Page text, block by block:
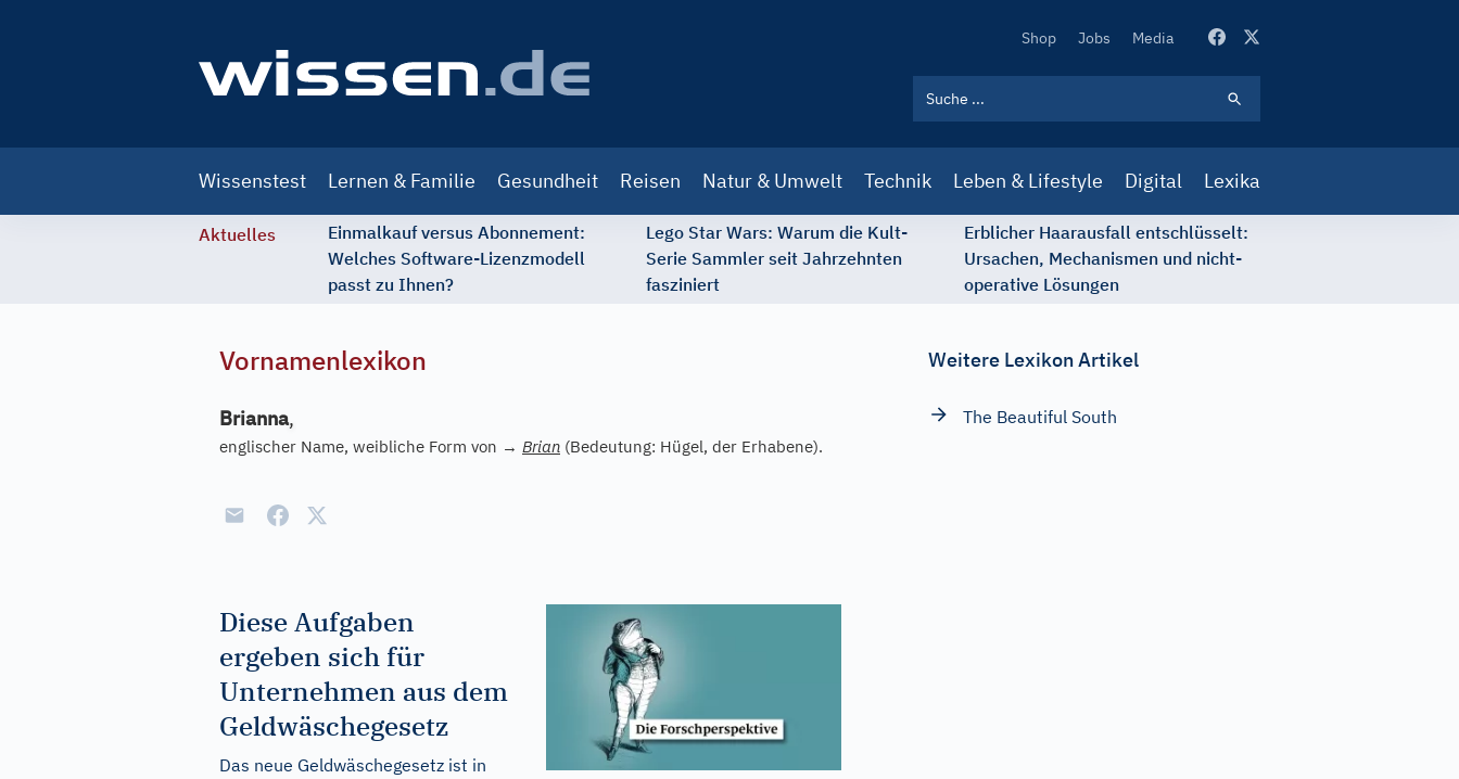
Secondary
Shop Jobs Media
navigation
Wissenstest Lernen & Familie Gesundheit Reisen Natur & Umwelt Technik Leben & Lifestyle Digital Lexika
Aktuelles
Einmalkauf versus Abonnement:
Welches Software-Lizenzmodell
passt zu Ihnen?
Lego Star Wars: Warum die Kult-
Serie Sammler seit Jahrzehnten
fasziniert
Erblicher Haarausfall entschlüsselt:
Ursachen, Mechanismen und nicht-
operative Lösungen
Vornamenlexikon
Brianna,
englischer Name, weibliche Form von → Brian (Bedeutung: Hügel, der Erhabene).
Diese Aufgaben
ergeben sich für
Unternehmen aus dem
Geldwäschegesetz
Das neue Geldwäschegesetz ist in
Weitere Lexikon Artikel
The Beautiful South